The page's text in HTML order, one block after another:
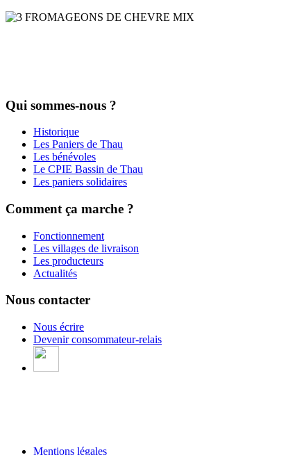
Qui sommes-nous ?
Historique
Les Paniers de Thau
Les bénévoles
Le CPIE Bassin de Thau
Les paniers solidaires
Comment ça marche ?
Fonctionnement
Les villages de livraison
Les producteurs
Actualités
Nous contacter
Nous écrire
Devenir consommateur-relais
Mentions légales